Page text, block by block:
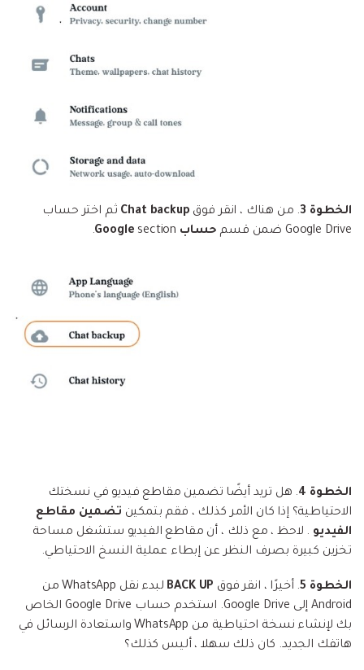
الخطوة 3 . من هناك ، انقر فوق Chat backup ثم اختر حساب
Google Drive ضمن قسم
حساب Google section.
الخطوة 4
. هل تريد أيضًا تضمين مقاطع فيديو في نسختك
الاحتياطية؟ إذا كان الأمر كذلك ، فقم بتمكين تضمين مقاطع
الفيديو . لاحظ ، مع ذلك ، أن مقاطع الفيديو ستشغل مساحة
تخزين كبيرة بصرف النظر عن إبطاء عملية النسخ الاحتياطي.
الخطوة 5 . أخيرًا ، انقر فوق BACK UP
لبدء نقل WhatsApp من
Android إلى Google Drive. استخدم حساب Google Drive الخاص
بك لإنشاء نسخة احتياطية من WhatsApp واستعادة الرسائل في
هاتفك الجديد. كان ذلك سهلا ، أليس كذلك؟